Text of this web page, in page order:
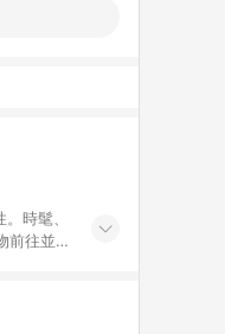
時髦、
前往並